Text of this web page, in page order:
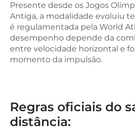
Presente desde os Jogos
Antiga, a modalidade evoluiu
é regulamentada pela World
desempenho depende da
entre velocidade horizontal e
momento da impulsão.
Regras oficiais do
distância: